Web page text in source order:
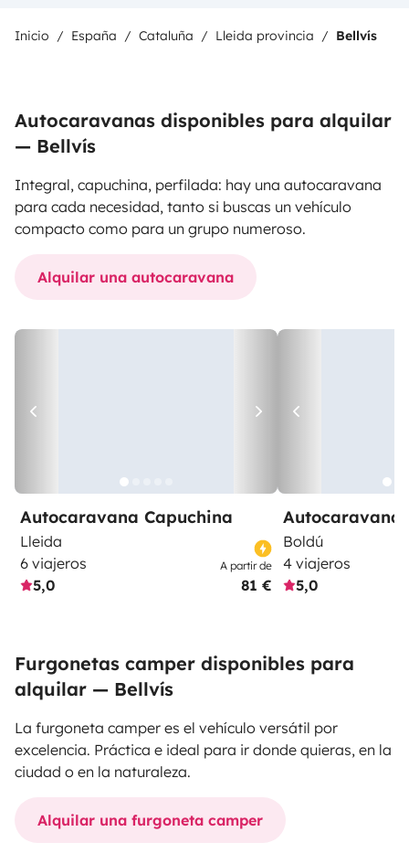
Inicio España Cataluña Lleida provincia Bellvís
Autocaravanas disponibles para alquilar
— Bellvís
Integral, capuchina, perfilada: hay una autocaravana
para cada necesidad, tanto si buscas un vehículo
compacto como para un grupo numeroso.
Alquilar una autocaravana
Autocaravana Capuchina
Lleida
6 viajeros
5,0
A partir de
81 €
Autocaravana
Boldú
4 viajeros
5,0
Furgonetas camper disponibles para
alquilar — Bellvís
La furgoneta camper es el vehículo versátil por
excelencia. Práctica e ideal para ir donde quieras, en la
ciudad o en la naturaleza.
Alquilar una furgoneta camper